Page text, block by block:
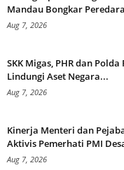
Mandau Bongkar
Aug 7, 2026
SKK Migas, PHR dan
Lindungi Aset Negara...
Aug 7, 2026
Kinerja Menteri dan
Aktivis Pemerhati PMI
Aug 7, 2026